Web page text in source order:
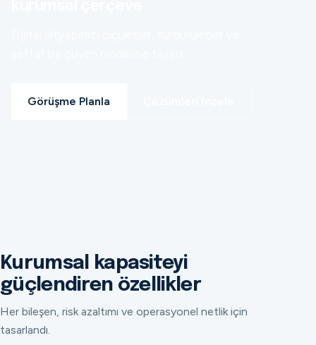
Görüşme Planla
Kurumsal kapasiteyi
güçlendiren özellikler
Her bileşen, risk azaltımı ve operasyonel netlik için
tasarlandı.